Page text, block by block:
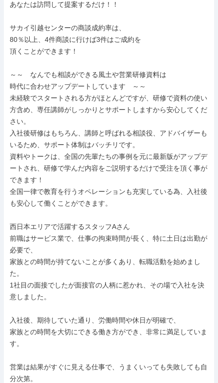
あなたは訪問して提案するだけ！！
サカイ引越センターの商談成約率は、
80％以上、4件商談に行けば3件はご成約を
頂くことができます！
～～　なんでも相談ができる風土や営業研修資料は
時代に合わせアップデートしています　～～
未経験でスタートされる方がほとんどですが、研修で資料の使い
方含め、専任講師がしっかりとサポートしますから安心してくだ
さい。
入社後研修はもちろん、講師と呼ばれる相談役、アドバイザーも
いるため、サポート体制はバッチリです。
資料やトークは、全国の先輩たちの事例を元に最新版がアップデ
ートされ、研修で学んだ内容をご説明するだけで受注を頂く事が
できます！
全国一律で教育を行うオペレーションも充実している為、入社後
も安心して働くことができます。
西日本エリアで活躍するスタッフAさん
前職はサービス業で、仕事の拘束時間が長く、特に土日は出勤が
必要で、
家族との時間が持てないことが多くあり、転職活動を始めまし
た。
1社目の面接でしたが面接官の人柄に惹かれ、その場で入社を決
意しました。
入社後、期待していた通り、労働時間や休日が明確で、
家族との時間を大切にできる働き方ができ、非常に満足していま
す。
営業は結果がすぐに見える仕事で、うまくいっても失敗しても自
分次第。